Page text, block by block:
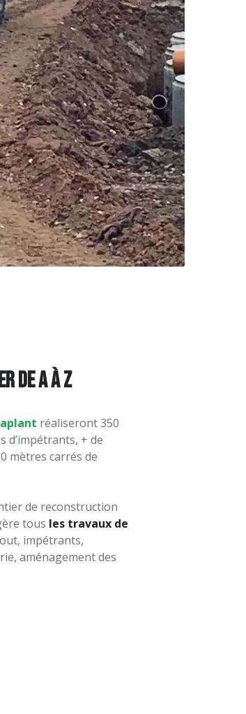
de A à Z
réaliseront 350
d’impétrants, + de
mètres carrés de
de reconstruction
tous les travaux de
impétrants,
aménagement des